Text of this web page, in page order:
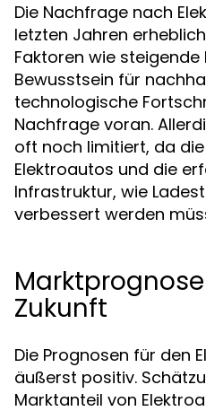
Die Nachfrage nach
letzten Jahren
Faktoren wie
Bewusstsein für
technologische
Nachfrage voran.
oft noch limitiert, da
Elektroautos und die
Infrastruktur, wie
verbessert werden
Zukunft
Die Prognosen für den
äußerst positiv.
Marktanteil von